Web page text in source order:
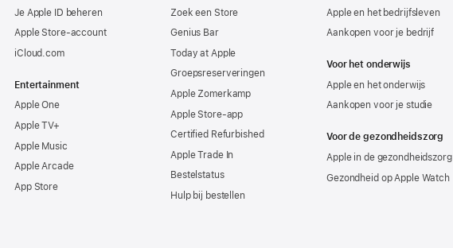
Je Apple ID beheren
Apple Store-account
iCloud.com
Entertainment
Apple One
Apple TV+
Apple Music
Apple Arcade
App Store
Zoek een Store
Genius Bar
Today at Apple
Groepsreserveringen
Apple Zomerkamp
Apple Store-app
Certified Refurbished
Apple Trade In
Bestelstatus
Hulp bij bestellen
Apple en het bedrijfsleven
Aankopen voor je bedrijf
Voor het onderwijs
Apple en het onderwijs
Aankopen voor je studie
Voor de gezondheidszorg
Apple in de gezondheidszorg
Gezondheid op Apple Watch